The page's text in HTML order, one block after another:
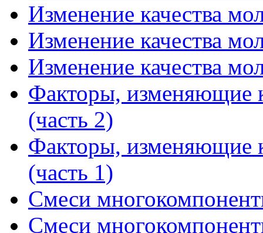
Изменение качества
Изменение качества
Изменение качества
Факторы, изменяющие
(часть 2)
Факторы, изменяющие
(часть 1)
Смеси
Смеси